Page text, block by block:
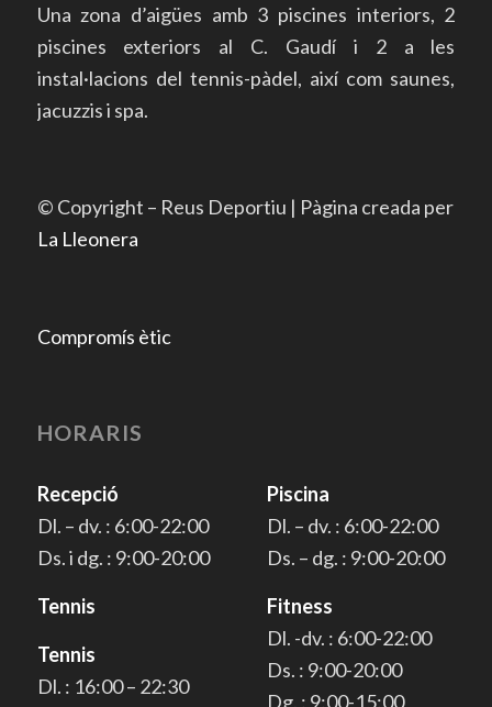
Una zona d’aigües amb 3 piscines interiors, 2
piscines exteriors al C. Gaudí i 2 a les
instal·lacions del tennis-pàdel, així com saunes,
jacuzzis i spa.
© Copyright – Reus Deportiu | Pàgina creada per
La Lleonera
Compromís ètic
HORARIS
Recepció
Dl. – dv. : 6:00-22:00
Ds. i dg. : 9:00-20:00
Tennis
Tennis
Dl. : 16:00 – 22:30
Piscina
Dl. – dv. : 6:00-22:00
Ds. – dg. : 9:00-20:00
Fitness
Dl. -dv. : 6:00-22:00
Ds. : 9:00-20:00
Dg. : 9:00-15:00